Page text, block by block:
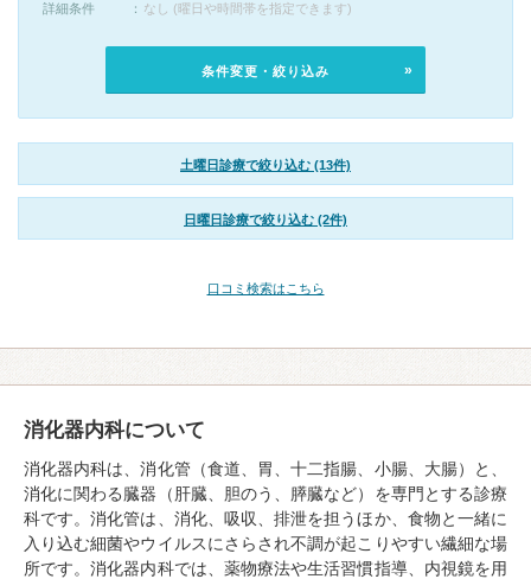
詳細条件
なし (曜日や時間帯を指定できます)
条件変更・絞り込み
土曜日診療で絞り込む (13件)
日曜日診療で絞り込む (2件)
口コミ検索はこちら
消化器内科について
消化器内科は、消化管（食道、胃、十二指腸、小腸、大腸）と、
消化に関わる臓器（肝臓、胆のう、膵臓など）を専門とする診療
科です。消化管は、消化、吸収、排泄を担うほか、食物と一緒に
入り込む細菌やウイルスにさらされ不調が起こりやすい繊細な場
所です。消化器内科では、薬物療法や生活習慣指導、内視鏡を用